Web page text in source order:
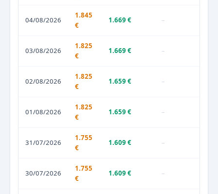
04/08/2026
1.845
€
1.669 € –
03/08/2026
1.825
€
1.669 € –
02/08/2026
1.825
€
1.659 € –
01/08/2026
1.825
€
1.659 € –
31/07/2026
1.755
€
1.609 € –
30/07/2026
1.755
€
1.609 € –